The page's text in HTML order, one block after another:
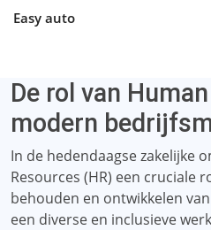
Easy auto
De rol van
modern
In de hedendaagse zakelijke
Resources (HR) een cruciale
behouden en ontwikkelen
een diverse en inclusieve